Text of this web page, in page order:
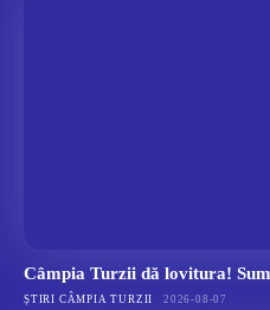
Câmpia Turzii dă lovitura!
ȘTIRI CÂMPIA TURZII 2026-08-07